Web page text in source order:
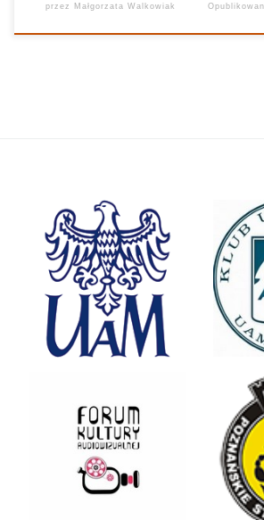
przez Małgorzata Walkowiak